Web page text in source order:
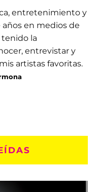
entretenimiento y
años en medios de
la
entrevistar y
artistas favoritas.